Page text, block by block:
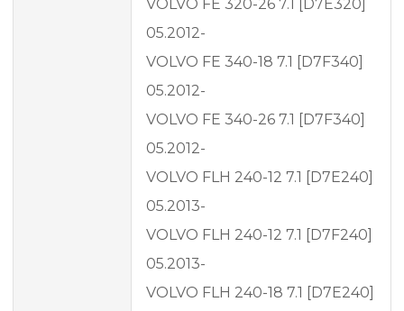
VOLVO FE 320-26 7.1 [D7E320]
05.2012-
VOLVO FE 340-18 7.1 [D7F340]
05.2012-
VOLVO FE 340-26 7.1 [D7F340]
05.2012-
VOLVO FLH 240-12 7.1 [D7E240]
05.2013-
VOLVO FLH 240-12 7.1 [D7F240]
05.2013-
VOLVO FLH 240-18 7.1 [D7E240]